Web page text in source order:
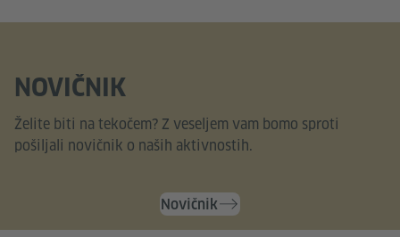
NOVIČNIK
Želite biti na tekočem? Z veseljem vam bomo sproti
pošiljali novičnik o naših aktivnostih.
Novičnik